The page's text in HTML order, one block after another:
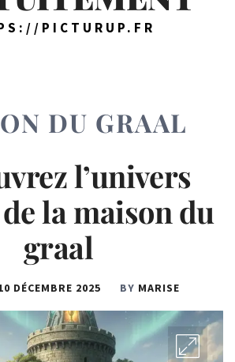
PICTURUP.FR
DU GRAAL
l’univers
la maison du
graal
DÉCEMBRE 2025 BY MARISE